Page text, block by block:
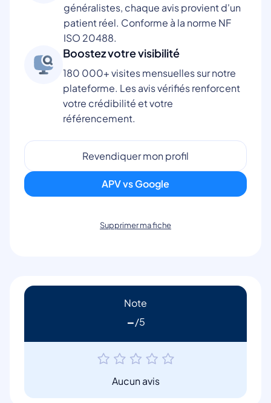
généralistes, chaque avis provient d'un
patient réel. Conforme à la norme NF
ISO 20488.
Boostez votre visibilité
180 000+ visites mensuelles sur notre
plateforme. Les avis vérifiés renforcent
votre crédibilité et votre
référencement.
Revendiquer mon profil
APV vs Google
Supprimer ma fiche
Note
-
Aucun avis